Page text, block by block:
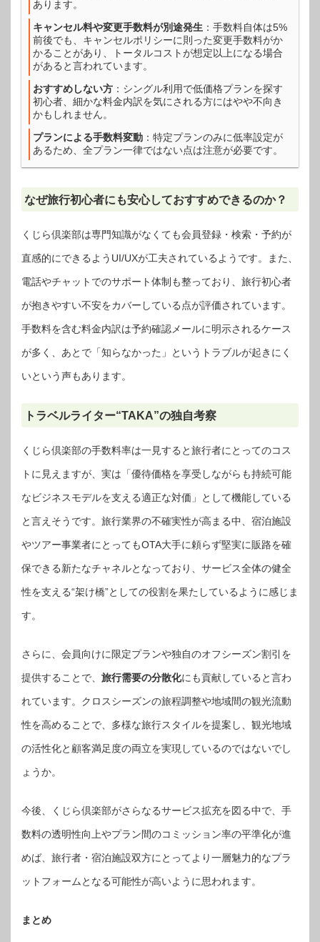
あります。
キャンセル料や変更手数料が別途発生 ：手数料自体は5%
前後でも、キャンセルポリシーに則った変更手数料がか
かることがあり、トータルコストが想定以上になる場合
があると言われています。
おすすめしない方 ：シングル利用で低価格プランを探す
初心者、細かな料金内訳を気にされる方にはやや不向き
かもしれません。
プランによる手数料変動 ：特定プランのみに低率設定が
あるため、全プラン一律ではない点は注意が必要です。
なぜ旅行初心者にも安心しておすすめできるのか？
くじら倶楽部は専門知識がなくても会員登録・検索・予約が
直感的にできるようUI/UXが工夫されているようです。また、
電話やチャットでのサポート体制も整っており、旅行初心者
が抱きやすい不安をカバーしている点が評価されています。
手数料を含む料金内訳は予約確認メールに明示されるケース
が多く、あとで「知らなかった」というトラブルが起きにく
いという声もあります。
トラベルライター“TAKA”の独自考察
くじら倶楽部の手数料率は一見すると旅行者にとってのコス
トに見えますが、実は「優待価格を享受しながらも持続可能
なビジネスモデルを支える適正な対価」として機能している
と言えそうです。旅行業界の不確実性が高まる中、宿泊施設
やツアー事業者にとってもOTA大手に頼らず堅実に販路を確
保できる新たなチャネルとなっており、サービス全体の健全
性を支える“架け橋”としての役割を果たしているように感じま
す。
さらに、会員向けに限定プランや独自のオフシーズン割引を
提供することで、 旅行需要の分散化にも貢献していると言わ
れています。クロスシーズンの旅程調整や地域間の観光流動
性を高めることで、多様な旅行スタイルを提案し、観光地域
の活性化と顧客満足度の両立を実現しているのではないでし
ょうか。
今後、くじら倶楽部がさらなるサービス拡充を図る中で、手
数料の透明性向上やプラン間のコミッション率の平準化が進
めば、旅行者・宿泊施設双方にとってより一層魅力的なプラ
ットフォームとなる可能性が高いように思われます。
まとめ